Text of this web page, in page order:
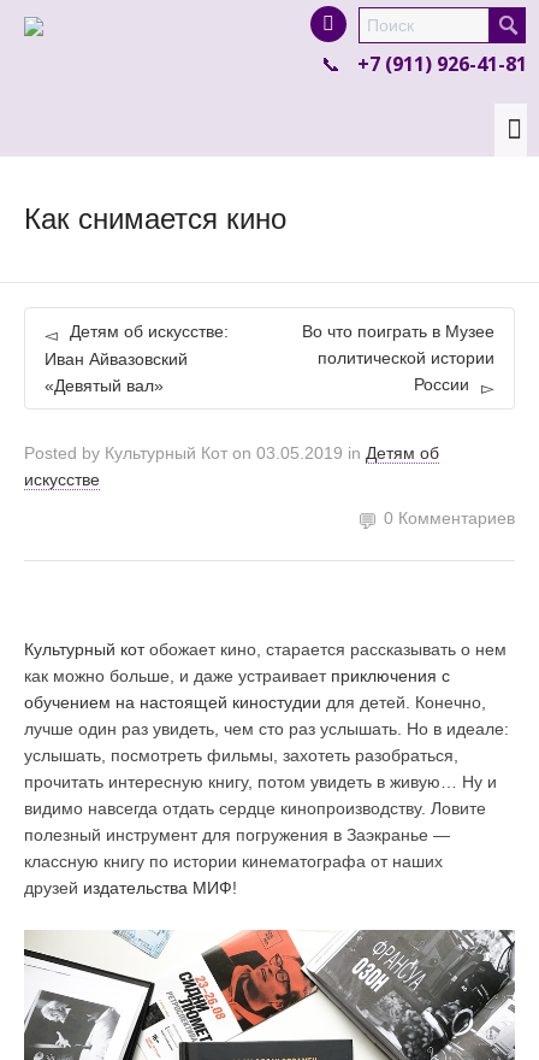
product in a size size .
colour items.
+7 (911) 926-41-81
Как снимается кино
Детям об искусстве:
Иван Айвазовский
«Девятый вал»
Во что поиграть в Музее
политической истории
России
Posted by Культурный Кот on 03.05.2019 in Детям об
искусстве
0 Комментариев
Культурный котобожает кино, старается рассказывать о нем
как можно больше, и даже устраивает приключения с
обучением на настоящей киностудии для детей. Конечно,
лучше один раз увидеть, чем сто раз услышать. Но в идеале:
услышать, посмотреть фильмы, захотеть разобраться,
прочитать интересную книгу, потом увидеть в живую… Ну и
видимо навсегда отдать сердце кинопроизводству. Ловите
полезный инструмент для погружения в Заэкранье —
классную книгу по истории кинематографа от наших
друзей издательства МИФ!